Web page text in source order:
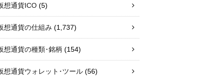
想通貨ICO (5)
想通貨の仕組み (1,737)
想通貨の種類･銘柄 (154)
想通貨ウォレット･ツール (56)